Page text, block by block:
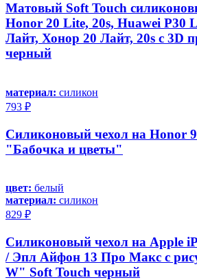
Матовый Soft Touch
Honor 20 Lite, 20s, Huawei P30
Лайт, Хонор 20 Лайт, 20s с 3D
черный
материал: силикон
793 ₽
Силиконовый чехол на Honor
"Бабочка и цветы"
цвет: белый
материал: силикон
829 ₽
Силиконовый чехол на Apple
/ Эпл Айфон 13 Про Макс с
W" Soft Touch черный